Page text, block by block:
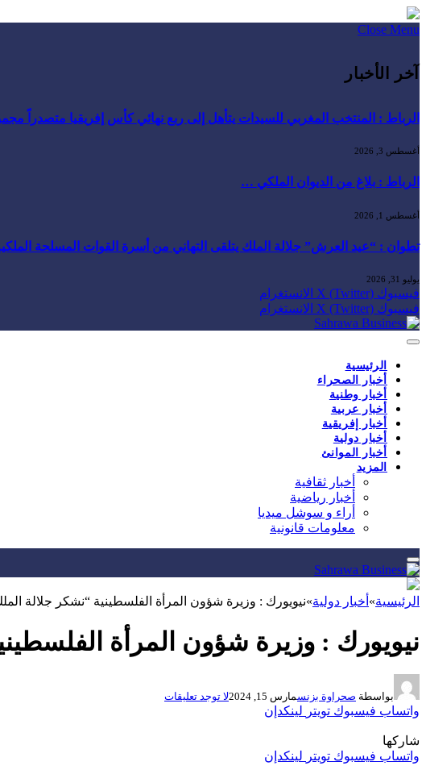
Close Menu
آخر الأخبار
الرباط : المنتخب المغربي للسيدات يتأهل إلى ربع نهائي كأس إفريقيا متصدراً
أغسطس 3, 2026
الرباط : بلاغ من الديوان الملكي …
أغسطس 1, 2026
تطوان : “عيد العرش” جلالة الملك يتلقى التهاني من أسرة القوات المسلحة
يوليو 31, 2026
فيسبوك X (Twitter) الانستغرام
فيسبوك X (Twitter) الانستغرام
الرئيسية
أخبار الصحراء
أخبار وطنية
أخبار عربية
أخبار إفريقية
أخبار دولية
أخبار الموانئ
المزيد
أخبار ثقافية
أخبار رياضية
أراء و سوشل ميديا
معلومات قانونية
الرئيسية» أخبار دولية»نيويورك : وزيرة شؤون المرأة الفلسطينية “نشكر جلالة
نيويورك : وزيرة شؤون المرأة
بواسطة صحراوة بزنسمارس 15, 2024 لا توجد تعليقات
واتساب فيسبوك تويتر لينكدإن
شاركها
واتساب فيسبوك تويتر لينكدإن